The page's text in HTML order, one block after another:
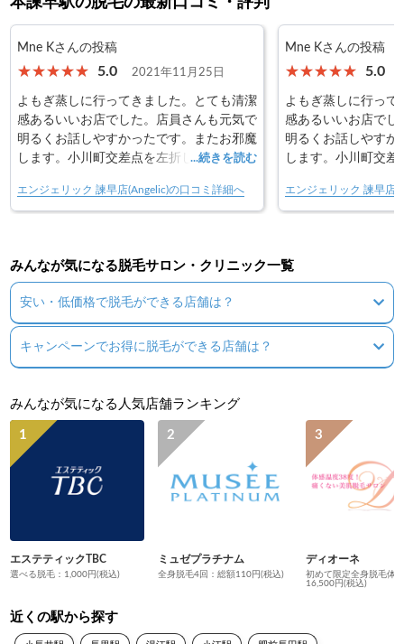
Mne Kさんの投稿
5.0 2021年11月25日
よもぎ蒸しに行ってきました。とても清潔
感あるいいお店でした。店員さんも元気で
明るくお話しやすかったです。またお邪魔
します。小川町交差点を左折してどんどん
てきます。“美南の丘クリニック”の看板を
目印に左折して、縦長の看板のとこを入る
なかった汗お店は歯医者さんと同じ建物に
休み？もうやってない？
...続きを読む
エンジェリック 諫早店(Angelic)の口コミ詳細へ
Mne Kさんの投稿
5.0
よもぎ蒸しに行って
感あるいいお店でし
明るくお話しやすか
します。小川町交
てきます。“美南の
目印に左折して、縦
った汗お店は歯医者
ました。看板に書
み？もうやってない
エンジェリック 諫早店
みんなが気になる脱毛サロン・クリニック一覧
安い・低価格で脱毛ができる店舗は？
キャンペーンでお得に脱毛ができる店舗は？
みんなが気になる人気店舗ランキング
エステティックTBC
選べる脱毛：1,000円(税込)
ミュゼプラチナム
全身脱毛4回：総額110円(税込)
ディオーネ
初めて限定全身脱毛体
16,500円(税込)
近くの駅から探す